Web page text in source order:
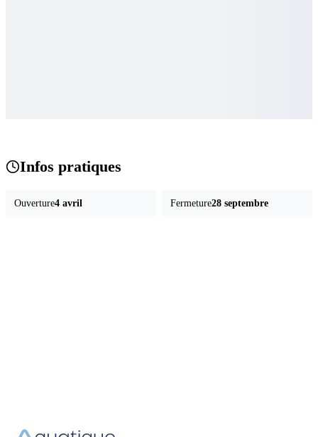
Infos pratiques
Ouverture4 avril Fermeture28 septembre